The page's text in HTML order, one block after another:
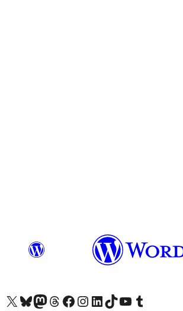
查看我們的 X (之前的 Twitter) 帳號造訪我們的 Bluesky 帳號造訪我們的 Mastodon 帳號造訪我們的 Threads 帳號 造訪我們的 Facebook 粉絲專頁Visit our Instagram account
Visit our LinkedIn account
造訪我們的 TikTok 帳號Visit our YouTube channel
造訪我們的 Tumblr 帳號